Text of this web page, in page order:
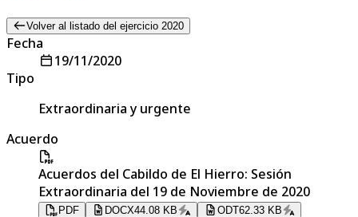
Volver al listado del ejercicio 2020
Fecha
19/11/2020
Tipo
Extraordinaria y urgente
Acuerdo
Acuerdos del Cabildo de El Hierro: Sesión
Extraordinaria del 19 de Noviembre de 2020
PDF DOCX44.08 KB ODT62.33 KB